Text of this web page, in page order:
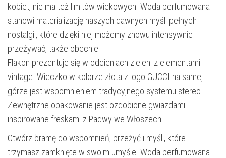
kobiet, nie ma też limitów wiekowych. Woda perfumowana
stanowi materializację naszych dawnych myśli pełnych
nostalgii, które dzięki niej możemy znowu intensywnie
przeżywać, także obecnie.
Flakon prezentuje się w odcieniach zieleni z elementami
vintage. Wieczko w kolorze złota z logo GUCCI na samej
górze jest wspomnieniem tradycyjnego systemu stereo.
Zewnętrzne opakowanie jest ozdobione gwiazdami i
inspirowane freskami z Padwy we Włoszech.
Otwórz bramę do wspomnień, przeżyć i myśli, które
trzymasz zamknięte w swoim umyśle. Woda perfumowana